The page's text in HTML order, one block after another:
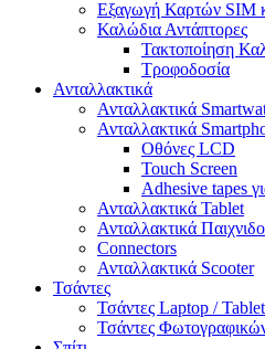
Εξαγωγή Καρτών SIM
Καλώδια Αντάπτορες
Τακτοποίηση
Τροφοδοσία
Ανταλλακτικά
Ανταλλακτικά
Ανταλλακτικά
Οθόνες LCD
Touch Screen
Adhesive tapes
Ανταλλακτικά Tablet
Ανταλλακτικά
Connectors
Ανταλλακτικά Scooter
Τσάντες
Τσάντες Laptop / Tablet
Τσάντες